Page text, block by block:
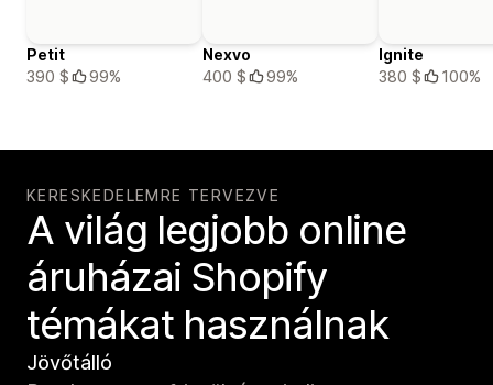
Petit
390 $
99%
Nexvo
400 $
99%
Ignite
380 $
100%
KERESKEDELEMRE TERVEZVE
A világ legjobb online
áruházai Shopify
témákat használnak
Jövőtálló